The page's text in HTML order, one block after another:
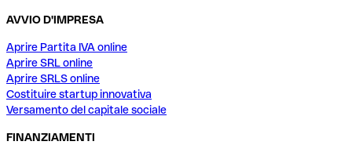
AVVIO D'IMPRESA
Aprire Partita IVA online
Aprire SRL online
Aprire SRLS online
Costituire startup innovativa
Versamento del capitale sociale
FINANZIAMENTI